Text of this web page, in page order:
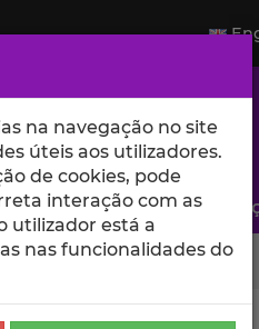
UNIDADES
na navegação no site
úteis aos utilizadores.
de cookies, pode
interação com as
utilizador está a
nas funcionalidades do